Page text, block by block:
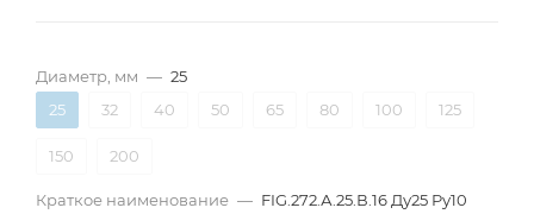
Диаметр, мм — 25
25
32 40 50 65 80 100 125
150 200
Краткое наименование — FIG.272.А.25.В.16 Ду25 Pу10